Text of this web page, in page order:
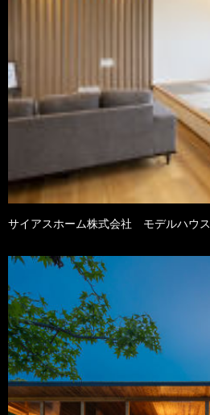
サイアスホーム株式会社 モデルハウス